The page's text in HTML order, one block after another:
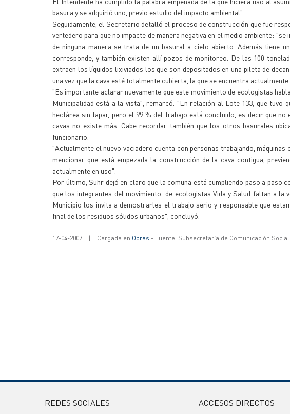
basura y se adquirió uno, previo estudio del impacto ambiental".
Seguidamente, el Secretario detalló el proceso de construcción que fue
vertedero para que no impacte de manera negativa en el medio ambiente:
de ninguna manera se trata de un basural a cielo abierto. Además tiene
corresponde, y también existen allí pozos de monitoreo. De las 100
extraen los líquidos lixiviados los que son depositados en una pileta de
una vez que la cava esté totalmente cubierta, la que se encuentra actualmente
"Es importante aclarar nuevamente que este movimiento de ecologistas
Municipalidad está a la vista", remarcó. "En relación al Lote 133, que tuvo
hectárea sin tapar, pero el 99 % del trabajo está concluido, es decir que
cavas no existe más. Cabe recordar también que los otros basurales
funcionario.
"Actualmente el nuevo vaciadero cuenta con personas trabajando,
mencionar que está empezada la construcción de la cava contigua,
actualmente en uso".
Por último, Suhr dejó en claro que la comuna está cumpliendo paso a
que los integrantes del movimiento de ecologistas Vida y Salud faltan a la
Municipio los invita a demostrarles el trabajo serio y responsable que
final de los residuos sólidos urbanos", concluyó.
17-04-2007 | Cargada en Obras - Fuente: Subsecretaría de Comunicación Social
REDES SOCIALES ACCESOS DIRECTOS